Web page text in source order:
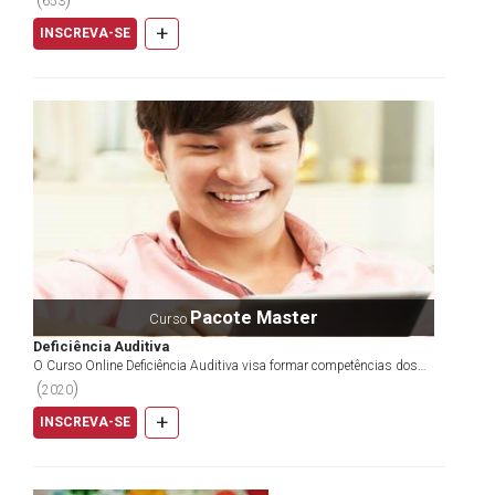
conheça alguns ou todos eles, mas é possível que ainda
existam dúvidas sobre algumas etapas, veja:
a 5 anos, que é composta de creches e escolas de
educação infantil. Para as crianças com idades entre 0 e
4, a creche, pode ser oferecida pelo governo, mas como
não é obrigatória, não há garantia de que haja lugares
disponíveis para todas as crianças. A Educação Infantil, é
obrigatória, portanto, garantida pelo governo para
crianças entre 4 e 6 anos.
Ensino Fundamental I e II ou Educação Fundamental I e II:
Esta etapa é obrigatória para crianças e adolescentes
entre 6 a 14 anos. O fundamental I e II corresponde a:
primeira fase 1º ao 5º ano, e segunda fase, 6º ao 9º ano.
Ensino Médio: Destinado a adolescentes entre 15 a 17
INSCREVA-SE +
Curso Pacote Master
Deficiência Auditiva
O Curso Online Deficiência Auditiva visa formar competências dos
profissionais educadores, profissionais da saúde,...
(2020)
INSCREVA-SE +